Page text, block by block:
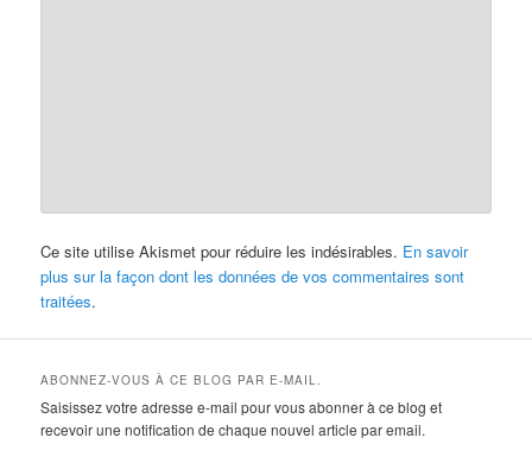
Ce site utilise Akismet pour réduire les indésirables. En savoir
plus sur la façon dont les données de vos commentaires sont
traitées.
ABONNEZ-VOUS À CE BLOG PAR E-MAIL.
Saisissez votre adresse e-mail pour vous abonner à ce blog et
recevoir une notification de chaque nouvel article par email.